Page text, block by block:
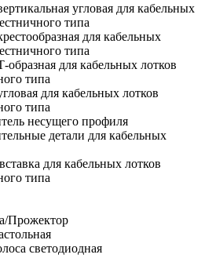
угловая для кабельных
типа
для кабельных
типа
образная для кабельных лотков
типа
для кабельных лотков
типа
несущего профиля
детали для кабельных
для кабельных лотков
типа
Прожектор
светодиодная